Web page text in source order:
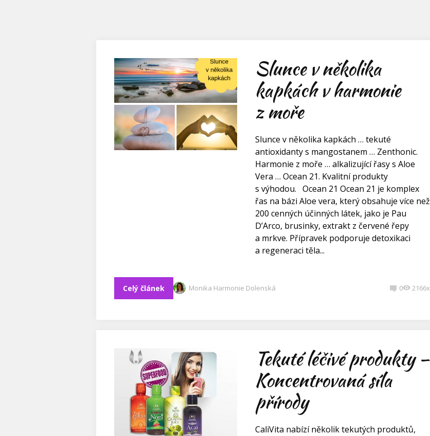
Slunce v několika
kapkách v harmonie
z moře
Slunce v několika kapkách … tekuté
antioxidanty s mangostanem … Zenthonic.
Harmonie z moře … alkalizující řasy s Aloe
Vera … Ocean 21. Kvalitní produkty
s výhodou. Ocean 21 Ocean 21 je komplex
řas na bázi Aloe vera, který obsahuje více než
200 cenných účinných látek, jako je Pau
D’Arco, brusinky, extrakt z červené řepy
a mrkve. Přípravek podporuje detoxikaci
a regeneraci těla...
Celý článek Monika Harmonie Dolenská 0 2166x
Tekuté léčivé produkty –
Koncentrovaná síla
přírody
CaliVita nabízí několik tekutých produktů,